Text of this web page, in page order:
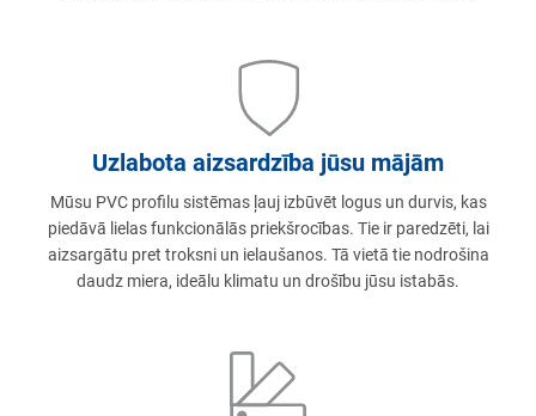
Uzlabota aizsardzība jūsu mājām
Mūsu PVC profilu sistēmas ļauj izbūvēt logus un durvis, kas
piedāvā lielas funkcionālās priekšrocības. Tie ir paredzēti, lai
aizsargātu pret troksni un ielaušanos. Tā vietā tie nodrošina
daudz miera, ideālu klimatu un drošību jūsu istabās.